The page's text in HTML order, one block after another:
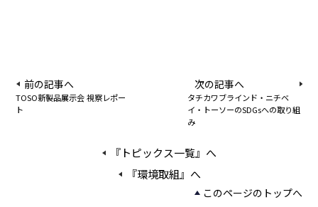
前の記事へ
TOSO新製品展示会 視察レポー
ト
次の記事へ
タチカワブラインド・ニチベ
イ・トーソーのSDGsへの取り組
み
『トピックス一覧』へ
『環境取組』へ
このページのトップへ